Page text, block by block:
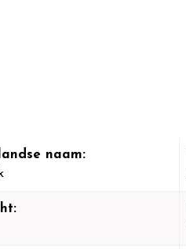
naam: